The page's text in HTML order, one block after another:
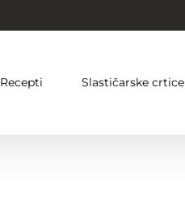
Recepti Slastičarske crtice